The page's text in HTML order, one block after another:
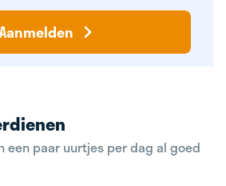
Aanmelden
een paar uurtjes per dag al goed